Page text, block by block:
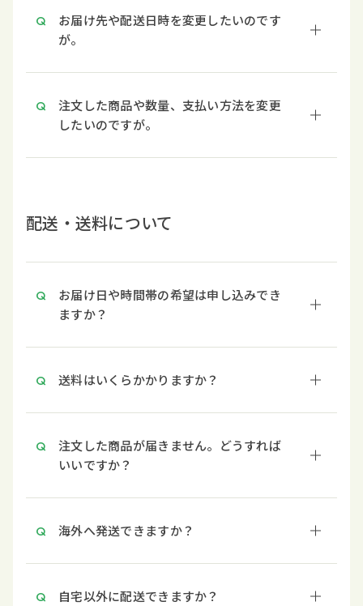
お届け先や配送日時を変更したいのです
が。
注文した商品や数量、支払い方法を変更
したいのですが。
配送・送料について
お届け日や時間帯の希望は申し込みでき
ますか？
送料はいくらかかりますか？
注文した商品が届きません。どうすれば
いいですか？
海外へ発送できますか？
自宅以外に配送できますか？